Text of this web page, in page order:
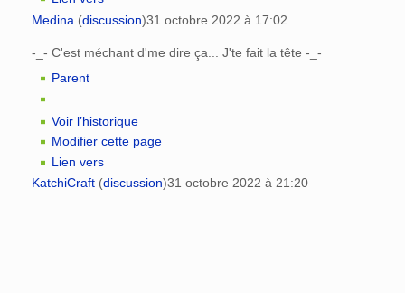
Medina (discussion)31 octobre 2022 à 17:02
-_- C'est méchant d'me dire ça... J'te fait la tête -_-
Parent
Voir l’historique
Modifier cette page
Lien vers
KatchiCraft (discussion)31 octobre 2022 à 21:20